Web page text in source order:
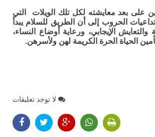
بعد معايشته لكل تلك الويلات التي
الحروب إلى أن الطريق للسلام يبدأ
والتعايش الإيجابي، ورعاية أوضاع النساء،
الحياة الحرة الكريمة لهن ولأسرهن.
لا توجد تعليقات